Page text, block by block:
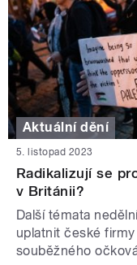
Aktuální dění
5. listopad 2023
Radikalizují se
v Británii?
Další témata
uplatnit české
souběžného